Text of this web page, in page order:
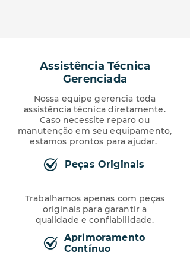
Assistência Técnica
Gerenciada
Nossa equipe gerencia toda
assistência técnica diretamente.
Caso necessite reparo ou
manutenção em seu equipamento,
estamos prontos para ajudar.
Peças Originais
Trabalhamos apenas com peças
originais para garantir a
qualidade e confiabilidade.
Aprimoramento
Contínuo